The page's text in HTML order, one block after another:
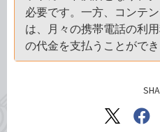
必要です。一方、コンテ
は、月々の携帯電話の利
の代金を支払うことができ
X（旧